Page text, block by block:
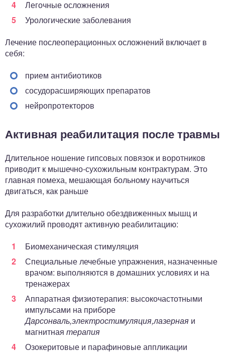
Легочные осложнения
Урологические заболевания
Лечение послеоперационных осложнений включает в
себя:
прием антибиотиков
сосудорасширяющих препаратов
нейропротекторов
Активная реабилитация после травмы
Длительное ношение гипсовых повязок и воротников
приводит к мышечно-сухожильным контрактурам. Это
главная помеха, мешающая больному научиться
двигаться, как раньше
Для разработки длительно обездвиженных мышц и
сухожилий проводят активную реабилитацию:
Биомеханическая стимуляция
Специальные лечебные упражнения, назначенные
врачом: выполняются в домашних условиях и на
тренажерах
Аппаратная физиотерапия: высокочастотными
импульсами на приборе
Дарсонваль,электростимуляция,лазерная и
магнитная терапия
Озокеритовые и парафиновые аппликации